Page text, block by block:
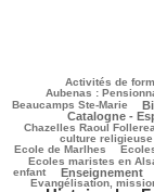
Activités de
Aubenas :
49/3289
88/3289
Beaucamps Ste-Marie
754/3289
97/3289
578/3289
148/3289
999/3289
Catalogne -
Chazelles Raoul
125/3289
290/3289
551/3289
33/3289
culture religieuse
Ecole de Marlhes
135/3289
993/3289
285/3289
Ecoles maristes en
673/3289
117/3289
1825/3289
129/3289
enfant
1088/3289Enseignement
298/3289
59/3289
268/3289
Evangélisation,
717/3289
77/3289
360/3289
996/3289
2287/3289